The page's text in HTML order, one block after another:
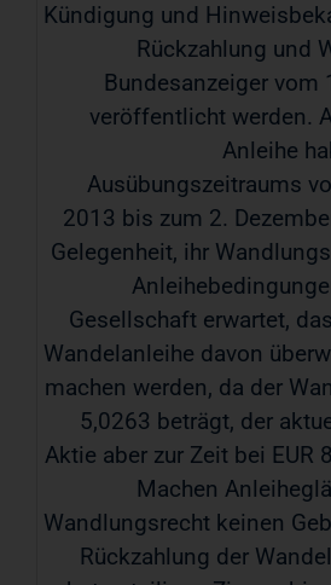
Kündigung und
Rückzahlung und
Bundesanzeiger vom
veröffentlicht werden.
Anleihe
Ausübungszeitraums
2013 bis zum 2.
Gelegenheit, ihr
Gesellschaft erwartet,
Wandelanleihe davon
machen werden, da der
5,0263 beträgt, der
Aktie aber zur Zeit bei EUR
Machen
Wandlungsrecht keinen
Rückzahlung der